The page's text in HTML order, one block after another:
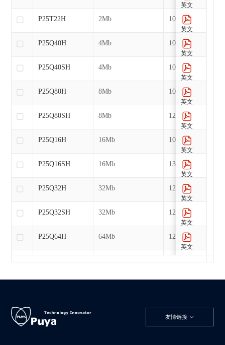
2Mb 104MHz
4Mb 104MHz
4Mb 104MHz
8Mb 104MHz
8Mb 120MHz
16Mb 104MHz
16Mb 133MHz
32Mb 120MHz
32Mb 120MHz
64Mb 120MHz
133MHz
P25T22H
P25Q40H
P25Q40SH
P25Q80H
P25Q80SH
P25Q16H
P25Q16SH
P25Q32H
P25Q32SH
P25Q64H
英文
英文
英文
英文
英文
英文
英文
英文
英文
英文
英文
英文
友情链接